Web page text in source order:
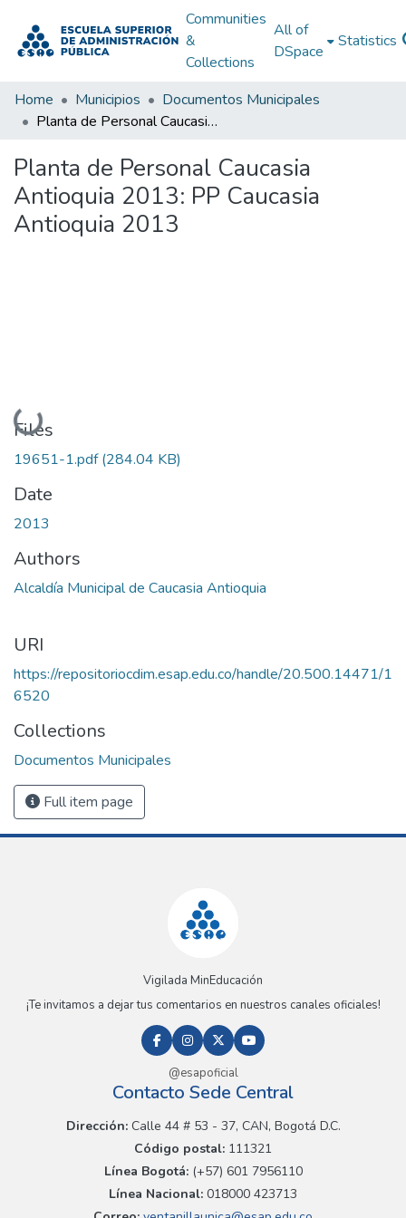
Communities
&
Collections
All of
DSpace
Statistics
Home Municipios
Documentos Municipales
Planta de Personal Caucasia Antioquia 2013: PP Caucasia Antioquia 2013
Planta de Personal Caucasia
Antioquia 2013: PP Caucasia
Antioquia 2013
Loading...
Files
19651-1.pdf(284.04 KB)
Date
2013
Authors
Alcaldía Municipal de Caucasia Antioquia
URI
https://repositoriocdim.esap.edu.co/handle/20.500.14471/1
6520
Collections
Documentos Municipales
Full item page
Vigilada MinEducación
¡Te invitamos a dejar tus comentarios en nuestros canales oficiales!
@esapoficial
Contacto Sede Central
Dirección:Calle 44 # 53 - 37, CAN, Bogotá D.C.
Código postal: 111321
Línea Bogotá:(+57) 601 7956110
Línea Nacional: 018000 423713